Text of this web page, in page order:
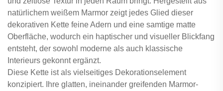
natürlichem weißem Marmor zeigt jedes Glied dieser
dekorativen Kette feine Adern und eine samtige matte
Oberfläche, wodurch ein haptischer und visueller Blickfang
entsteht, der sowohl moderne als auch klassische
Interieurs gekonnt ergänzt.
Diese Kette ist als vielseitiges Dekorationselement
konzipiert. Ihre glatten, ineinander greifenden Marmor-